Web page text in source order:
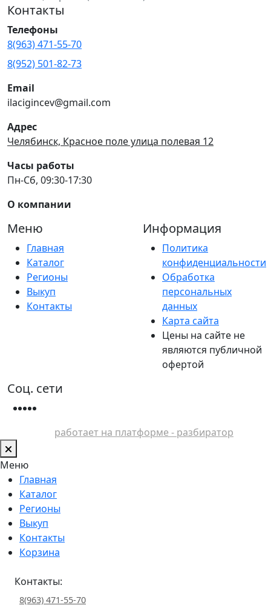
Контакты
Телефоны
8(963) 471-55-70
8(952) 501-82-73
Email
ilacigincev@gmail.com
Адрес
Челябинск, Красное поле улица полевая 12
Часы работы
Пн-Сб, 09:30-17:30
О компании
Меню
Главная
Каталог
Регионы
Выкуп
Контакты
Информация
Политика
конфиденциальности
Обработка
персональных
данных
Карта сайта
Цены на сайте не
являются публичной
офертой
Соц. сети
работает на платформе - разбиратор
Меню
Главная
Каталог
Регионы
Выкуп
Контакты
Корзина
Контакты:
8(963) 471-55-70